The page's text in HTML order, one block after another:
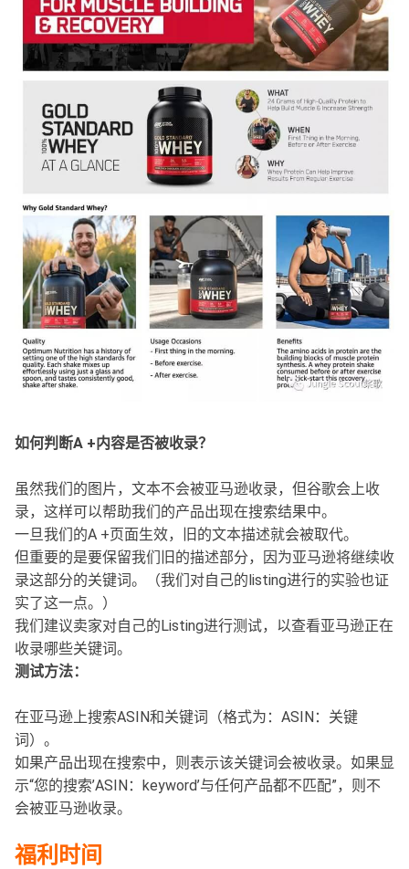
如何判断A +内容是否被收录？
虽然我们的图片，文本不会被亚马逊收录，但谷歌会上收
录，这样可以帮助我们的产品出现在搜索结果中。
一旦我们的A +页面生效，旧的文本描述就会被取代。
但重要的是要保留我们旧的描述部分，因为亚马逊将继续收
录这部分的关键词。（我们对自己的listing进行的实验也证
实了这一点。）
我们建议卖家对自己的Listing进行测试，以查看亚马逊正在
收录哪些关键词。
测试方法：
在亚马逊上搜索ASIN和关键词（格式为：ASIN：关键
词）。
如果产品出现在搜索中，则表示该关键词会被收录。如果显
示“您的搜索’ASIN：keyword’与任何产品都不匹配”，则不
会被亚马逊收录。
福利时间